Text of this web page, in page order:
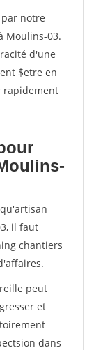
notre
Moulins-03.
d'une
$etre en
rapidement
il faut
chantiers
peut
et
dans